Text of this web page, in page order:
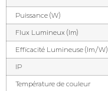
Puissance (W)
Flux Lumineux (lm)
Efficacité Lumineuse (lm/W)
IP
Température de couleur